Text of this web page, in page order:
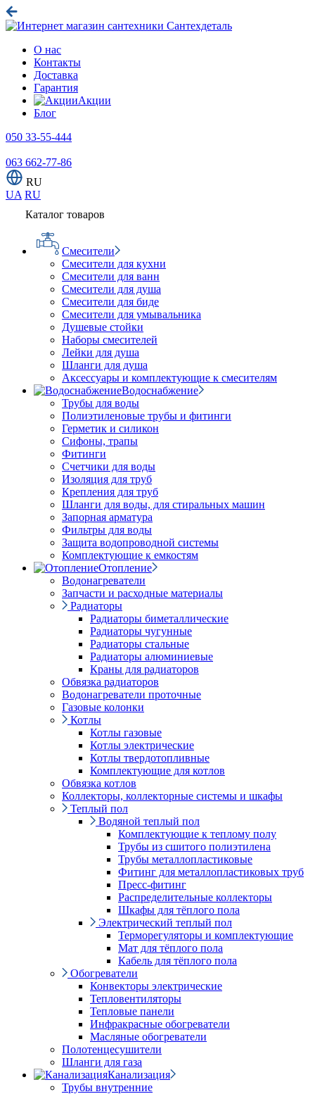
О нас
Контакты
Доставка
Гарантия
Акции
Блог
050 33-55-444
063 662-77-86
RU
UA RU
Каталог товаров
Смесители
Смесители для кухни
Смесители для ванн
Смесители для душа
Смесители для биде
Смесители для умывальника
Душевые стойки
Наборы смесителей
Лейки для душа
Шланги для душа
Аксессуары и комплектующие к смесителям
Водоснабжение
Трубы для воды
Полиэтиленовые трубы и фитинги
Герметик и силикон
Сифоны, трапы
Фитинги
Счетчики для воды
Изоляция для труб
Крепления для труб
Шланги для воды, для стиральных машин
Запорная арматура
Фильтры для воды
Защита водопроводной системы
Комплектующие к емкостям
Отопление
Водонагреватели
Запчасти и расходные материалы
Радиаторы
Радиаторы биметаллические
Радиаторы чугунные
Радиаторы стальные
Радиаторы алюминиевые
Краны для радиаторов
Обвязка радиаторов
Водонагреватели проточные
Газовые колонки
Котлы
Котлы газовые
Котлы электрические
Котлы твердотопливные
Комплектующие для котлов
Обвязка котлов
Коллекторы, коллекторные системы и шкафы
Теплый пол
Водяной теплый пол
Комплектующие к теплому полу
Трубы из сшитого полиэтилена
Трубы металлопластиковые
Фитинг для металлопластиковых труб
Пресс-фитинг
Распределительные коллекторы
Шкафы для тёплого пола
Электрический теплый пол
Терморегуляторы и комплектующие
Мат для тёплого пола
Кабель для тёплого пола
Обогреватели
Конвекторы электрические
Тепловентиляторы
Тепловые панели
Инфракрасные обогреватели
Масляные обогреватели
Полотенцесушители
Шланги для газа
Канализация
Трубы внутренние